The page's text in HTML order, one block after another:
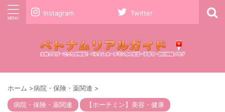
Instagram Twitter
ホーム >病院・保険・薬関連 >
病院・保険・薬関連 【ホーチミン】美容・健康